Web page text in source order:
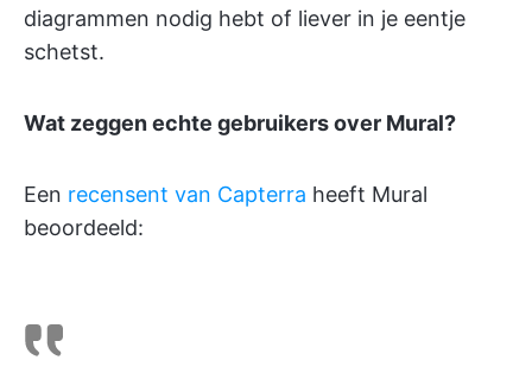
diagrammen nodig hebt of liever in je eentje
schetst.
Wat zeggen echte gebruikers over Mural?
Een recensent van Capterra heeft Mural
beoordeeld: